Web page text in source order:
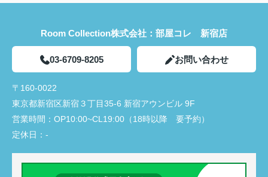
Room Collection株式会社：部屋コレ 新宿店
03-6709-8205 お問い合わせ
〒160-0022
東京都新宿区新宿３丁目35-6 新宿アウンビル 9F
営業時間： OP10:00~CL19:00（18時以降 要予約）
定休日： -